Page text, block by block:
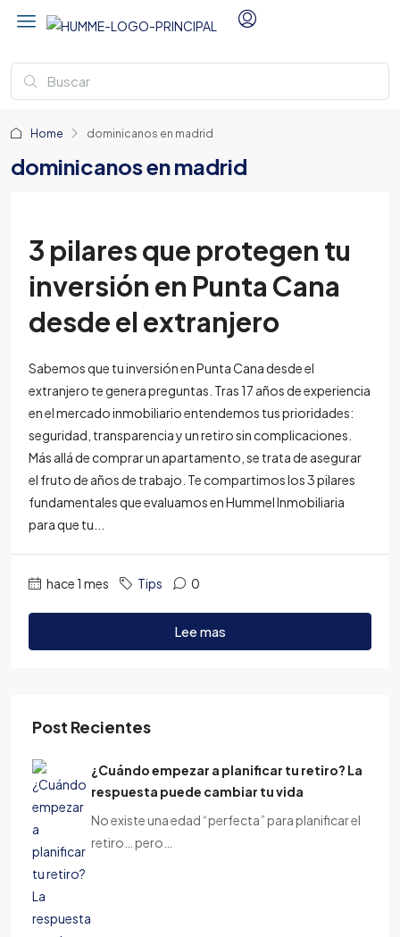
Home dominicanos en madrid
dominicanos en madrid
3 pilares que protegen tu
inversión en Punta Cana
desde el extranjero
Sabemos que tu inversión en Punta Cana desde el
extranjero te genera preguntas. Tras 17 años de experiencia
en el mercado inmobiliario entendemos tus prioridades:
seguridad, transparencia y un retiro sin complicaciones.
Más allá de comprar un apartamento, se trata de asegurar
el fruto de años de trabajo. Te compartimos los 3 pilares
fundamentales que evaluamos en Hummel Inmobiliaria
para que tu...
hace 1 mes Tips 0
Lee mas
Post Recientes
¿Cuándo empezar a planificar tu retiro? La
respuesta puede cambiar tu vida
No existe una edad “perfecta” para planificar el
retiro… pero…